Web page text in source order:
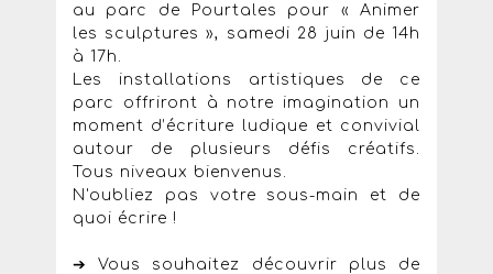
au parc de Pourtales pour « Animer
les sculptures », samedi 28 juin de 14h
à 17h.
Les installations artistiques de ce
parc offriront à notre imagination un
moment d’écriture ludique et convivial
autour de plusieurs défis créatifs.
Tous niveaux bienvenus.
N'oubliez pas votre sous-main et de
quoi écrire !
➔ Vous souhaitez découvrir plus de